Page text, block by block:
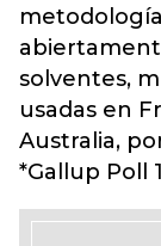
solventes,
usadas en
Australia,
*Gallup Poll